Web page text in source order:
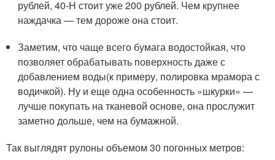
рублей, 40-H стоит уже 200 рублей. Чем крупнее
наждачка — тем дороже она стоит.
Заметим, что чаще всего бумага водостойкая, что
позволяет обрабатывать поверхность даже с
добавлением воды(к примеру, полировка мрамора с
водичкой). Ну и еще одна особенность «шкурки» —
лучше покупать на тканевой основе, она прослужит
заметно дольше, чем на бумажной.
Так выглядят рулоны объемом 30 погонных метров: